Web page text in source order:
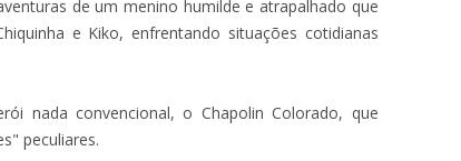
de um menino humilde e atrapalhado que
e Kiko, enfrentando situações cotidianas
nada convencional, o Chapolin Colorado, que
peculiares.